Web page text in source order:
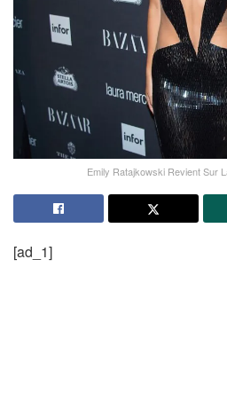
Emily Ratajkowski Revient Sur
[ad_1]